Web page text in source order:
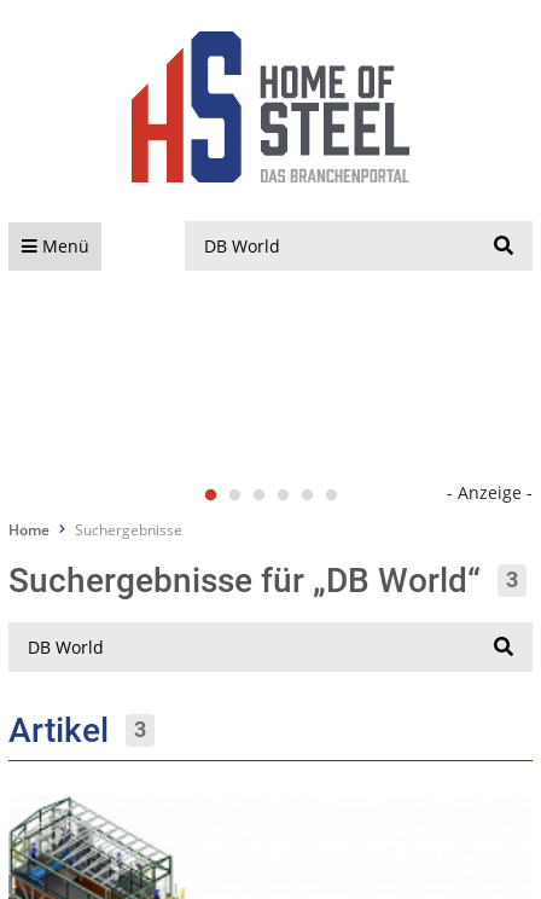
Menü
- Anzeige -
Home Suchergebnisse
Suchergebnisse für „DB World“ 3
Artikel 3